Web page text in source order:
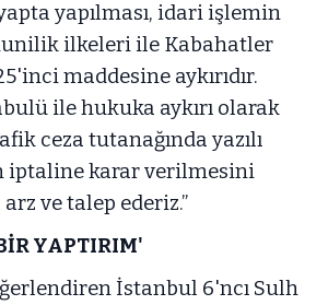
yapılması, idari işlemin
ilkeleri ile Kabahatler
maddesine aykırıdır.
ile hukuka aykırı olarak
ceza tutanağında yazılı
iptaline karar verilmesini
arz ve talep ederiz.”
YAPTIRIM'
İstanbul 6'ncı Sulh